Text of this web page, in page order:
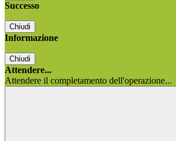
Successo
Chiudi
Informazione
Chiudi
Attendere...
Attendere il completamento dell'operazione...